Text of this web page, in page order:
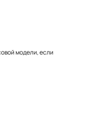
модели, если